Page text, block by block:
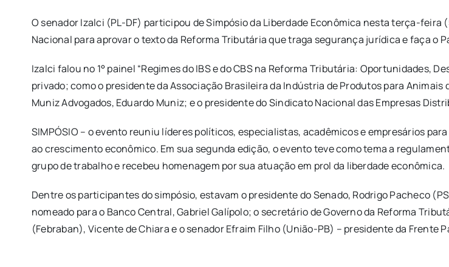
O senador Izalci (PL-DF) participou de Simpósio da Liberdade Econômica nesta terça-feira
Nacional para aprovar o texto da Reforma Tributária que traga segurança jurídica e faça o
Izalci falou no 1° painel “Regimes do IBS e do CBS na Reforma Tributária: Oportunidades,
privado; como o presidente da Associação Brasileira da Indústria de Produtos para
Muniz Advogados, Eduardo Muniz; e o presidente do Sindicato Nacional das Empresas
SIMPÓSIO – o evento reuniu líderes políticos, especialistas, acadêmicos e empresários
ao crescimento econômico. Em sua segunda edição, o evento teve como tema a
grupo de trabalho e recebeu homenagem por sua atuação em prol da liberdade econômica.
Dentre os participantes do simpósio, estavam o presidente do Senado, Rodrigo Pacheco
nomeado para o Banco Central, Gabriel Galípolo; o secretário de Governo da Reforma
(Febraban), Vicente de Chiara e o senador Efraim Filho (União-PB) – presidente da Frente